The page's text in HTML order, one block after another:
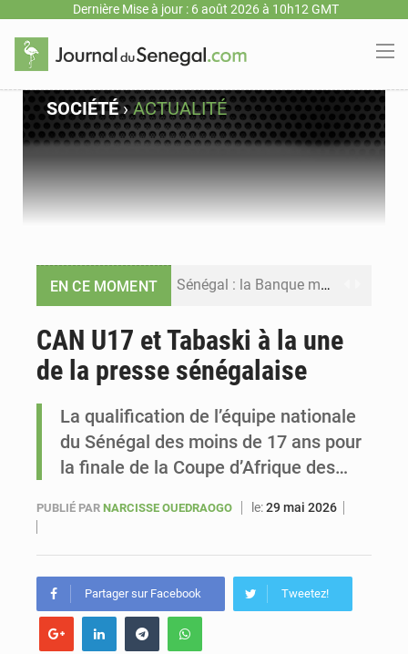
Dernière Mise à jour : 6 août 2026 à 10h12 GMT
SOCIÉTÉ›ACTUALITÉ
EN CE MOMENT Sénégal : la Banque mondiale annonce un financement de 340 milliards FCFA pour soutenir les priorités de la Vision Sénégal 2050
Sénégal : Ousmane Diagne prêtera serment le 11 août comme président du Conseil constitutionnel
CAN U17 et Tabaski à la une
de la presse sénégalaise
La qualification de l’équipe nationale
du Sénégal des moins de 17 ans pour
la finale de la Coupe d’Afrique des…
PUBLIÉ PAR NARCISSE OUEDRAOGO le:29 mai 2026
Partager sur Facebook Tweetez!